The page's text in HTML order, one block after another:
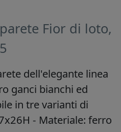
Fior di loto,
dell'elegante linea
ganci bianchi ed
in tre varianti di
- Materiale: ferro